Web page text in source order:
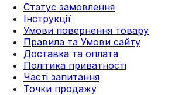
Статус замовлення
Інструкції
Умови повернення товару
Правила та Умови сайту
Доставка та оплата
Політика приватності
Часті запитання
Точки продажу